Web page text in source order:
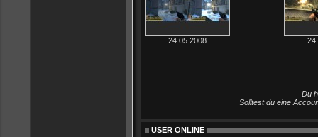
24.05.2008
Du
Solltest du eine
USER ONLINE